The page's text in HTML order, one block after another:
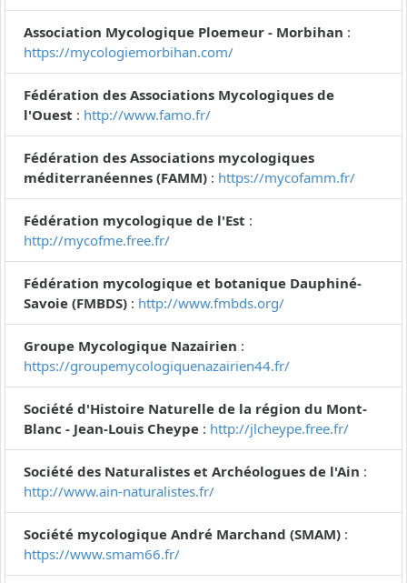
Association Mycologique Ploemeur - Morbihan :
https://mycologiemorbihan.com/
Fédération des Associations Mycologiques de
l'Ouest : http://www.famo.fr/
Fédération des Associations mycologiques
méditerranéennes (FAMM) : https://mycofamm.fr/
Fédération mycologique de l'Est :
http://mycofme.free.fr/
Fédération mycologique et botanique Dauphiné-
Savoie (FMBDS) : http://www.fmbds.org/
Groupe Mycologique Nazairien :
https://groupemycologiquenazairien44.fr/
Société d'Histoire Naturelle de la région du Mont-
Blanc - Jean-Louis Cheype : http://jlcheype.free.fr/
Société des Naturalistes et Archéologues de l'Ain :
http://www.ain-naturalistes.fr/
Société mycologique André Marchand (SMAM) :
https://www.smam66.fr/